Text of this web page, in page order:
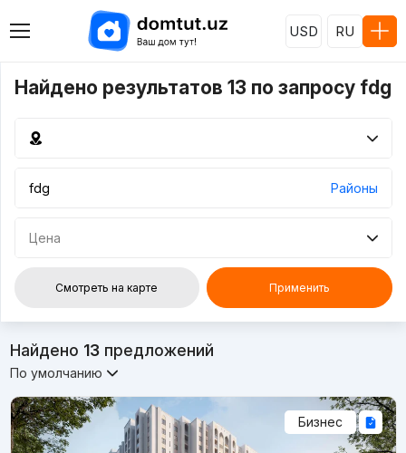
USD RU
Найдено результатов 13 по запросу fdg
Районы
Цена
Смотреть на карте Применить
Найдено 13предложений
По умолчанию
Бизнес